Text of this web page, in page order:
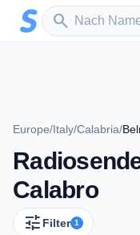
Zum Hauptinhalt springen
search
Sender suchen
Europe/Italy/Calabria/
Calabro
tune Filter 1